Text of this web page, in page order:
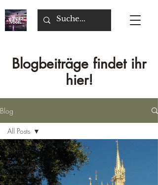
Blogbeiträge findet ihr
hier!
Blog
All Posts
Reiseziele
Tschechien
All Posts